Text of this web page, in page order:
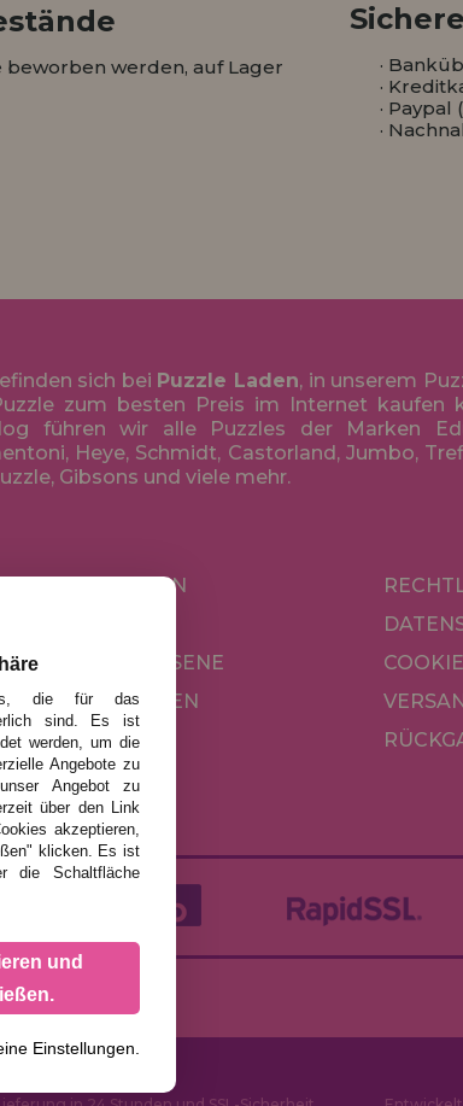
beworben werden, auf Lager
·
·
· Paypal
·
sich bei Puzzle Laden, in unserem
zum besten Preis im Internet kaufen
führen wir alle Puzzles der Marken
Heye, Schmidt, Castorland, Jumbo,
Gibsons und viele mehr.
NACH MARKEN
FÜR ERWACHSENE
NACH AUTOREN
ZUBEHÖR
BRETTSPIELE
die für das
sind. Es ist
werden, um die
Angebote zu
Angebot zu
über den Link
akzeptieren,
klicken. Es ist
die Schaltfläche
und
Einstellungen.